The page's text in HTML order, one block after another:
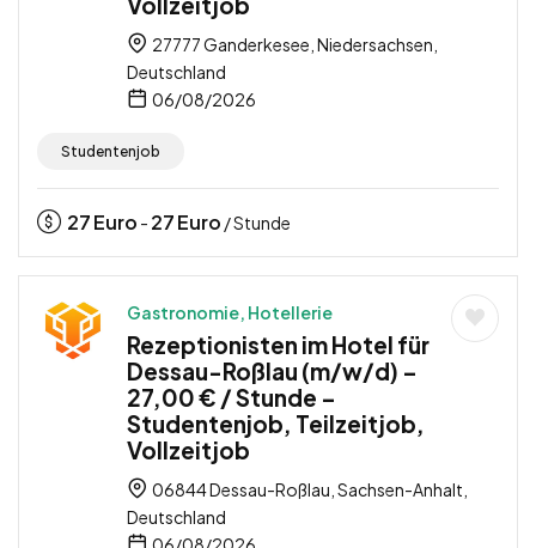
27777 Ganderkesee, Niedersachsen,
Deutschland
06/08/2026
Studentenjob
27Euro - 27Euro / Stunde
Gastronomie, Hotellerie
Rezeptionisten im Hotel für
Dessau-Roßlau (m/w/d) –
27,00 € / Stunde –
Studentenjob, Teilzeitjob,
Vollzeitjob
06844 Dessau-Roßlau, Sachsen-Anhalt,
Deutschland